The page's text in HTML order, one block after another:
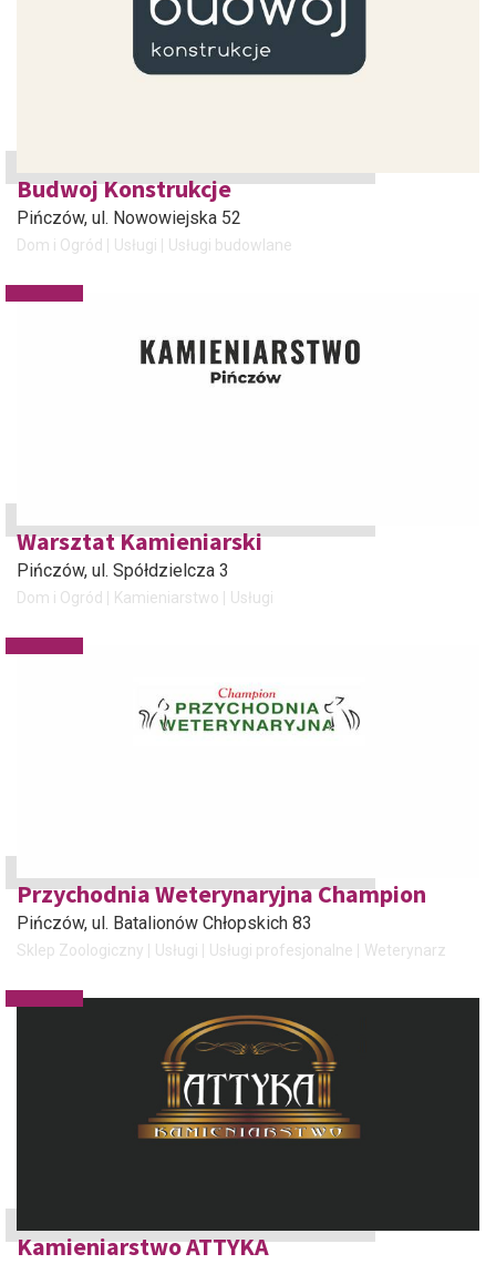
Budwoj Konstrukcje
Pińczów, ul. Nowowiejska 52
Dom i Ogród Usługi Usługi budowlane
Warsztat Kamieniarski
Pińczów, ul. Spółdzielcza 3
Dom i Ogród Kamieniarstwo Usługi
Przychodnia Weterynaryjna Champion
Pińczów, ul. Batalionów Chłopskich 83
Sklep Zoologiczny Usługi Usługi profesjonalne Weterynarz
Kamieniarstwo ATTYKA